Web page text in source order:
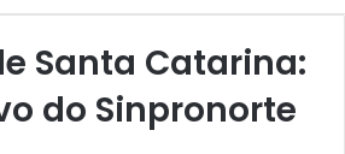
Santa Catarina:
do Sinpronorte